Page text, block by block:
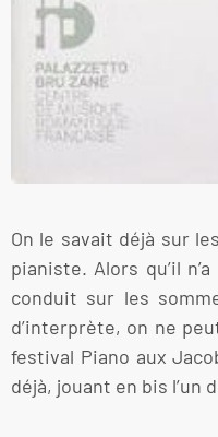
On le savait déjà sur
pianiste. Alors qu’il
conduit sur les
d’interprète, on ne
festival Piano aux
déjà, jouant en bis l’un